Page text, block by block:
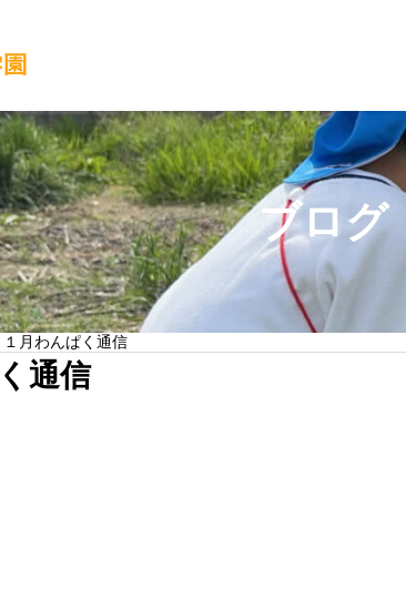
園児募集
２０２７年入園検討者向けの方へ
YOGA
スト。サンプルテキスト。
ブログ
１月わんぱく通信
通信